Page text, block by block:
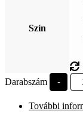
Szín
Darabszám
-
További